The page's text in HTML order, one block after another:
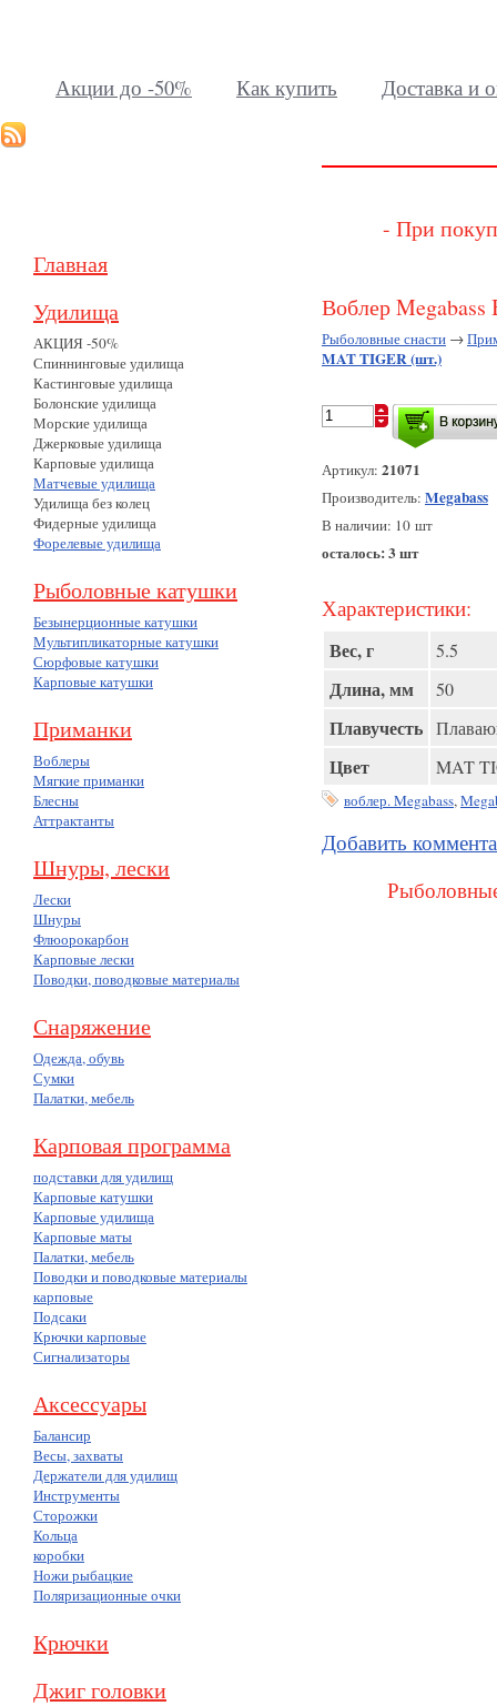
Акции до -50% Как купить Доставка и
Главная
Удилища
АКЦИЯ -50%
Спиннинговые удилища
Кастинговые удилища
Болонские удилища
Морские удилища
Джерковые удилища
Карповые удилища
Матчевые удилища
Удилища без колец
Фидерные удилища
Форелевые удилища
Рыболовные катушки
Безынерционные катушки
Мультипликаторные катушки
Сюрфовые катушки
Карповые катушки
Приманки
Воблеры
Мягкие приманки
Блесны
Аттрактанты
Шнуры, лески
Лески
Шнуры
Флюорокарбон
Карповые лески
Поводки, поводковые материалы
Снаряжение
Одежда, обувь
Сумки
Палатки, мебель
Карповая программа
подставки для удилищ
Карповые катушки
Карповые удилища
Карповые маты
Палатки, мебель
Поводки и поводковые материалы
карповые
Подсаки
Крючки карповые
Сигнализаторы
Аксессуары
Балансир
Весы, захваты
Держатели для удилищ
Инструменты
Сторожки
Кольца
коробки
Ножи рыбацкие
Поляризационные очки
Крючки
Джиг головки
- При
Воблер
Рыболовные снасти →
MAT TIGER (шт.)
Артикул: 21071
Производитель: Megabass
В наличии: 10 шт
осталось: 3 шт
Характеристики:
Вес, г 5.5
Длина, мм 50
Плавучесть
Цвет MAT
воблер. Megabass,
Добавить